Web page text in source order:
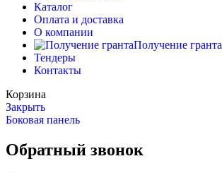
Каталог
Оплата и доставка
О компании
Получение гранта
Тендеры
Контакты
Корзина
Закрыть
Боковая панель
Обратный звонок